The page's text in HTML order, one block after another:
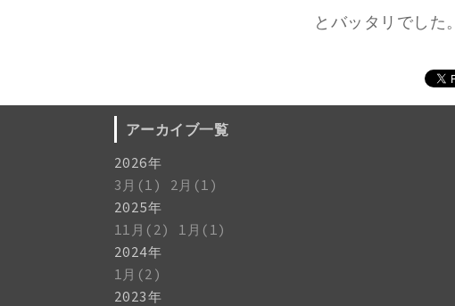
とバッタリでした。
アーカイブ一覧
2026年
3月(1)
2月(1)
2025年
11月(2)
1月(1)
2024年
1月(2)
2023年